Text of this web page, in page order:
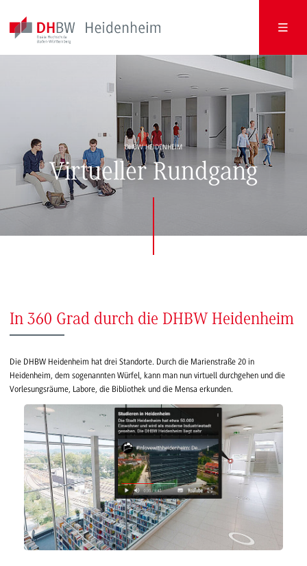
DHBW HEIDENHEIM
Virtueller Rundgang
In 360 Grad durch die DHBW Heidenheim
Die DHBW Heidenheim hat drei Standorte. Durch die Marienstraße 20 in
Heidenheim, dem sogenannten Würfel, kann man nun virtuell durchgehen und die
Vorlesungsräume, Labore, die Bibliothek und die Mensa erkunden.